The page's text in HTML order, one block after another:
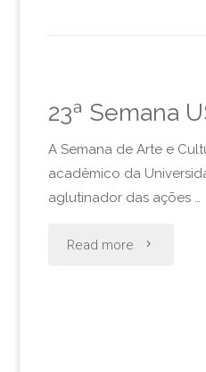
23ª Semana
A Semana de Arte e
acadêmico da
aglutinador das ações …
Read more "23ª